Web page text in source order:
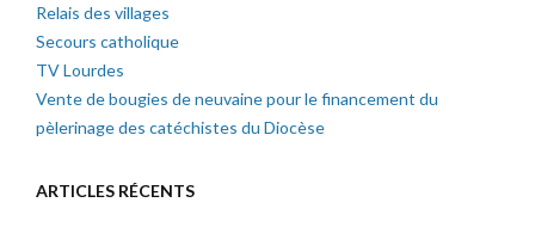
Relais des villages
Secours catholique
TV Lourdes
Vente de bougies de neuvaine pour le financement du
pèlerinage des catéchistes du Diocèse
ARTICLES RÉCENTS